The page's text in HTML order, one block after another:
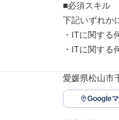
■必須スキル
下記いずれか
・ITに関する
・ITに関する
愛媛県松山市
Google